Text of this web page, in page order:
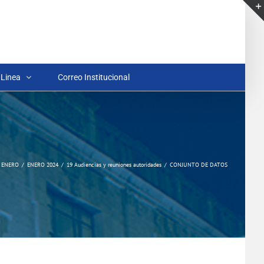
Correo Institucional
ENERO ENERO 2024 19 Audiencias y reuniones autoridades CONJUNTO DE DATOS